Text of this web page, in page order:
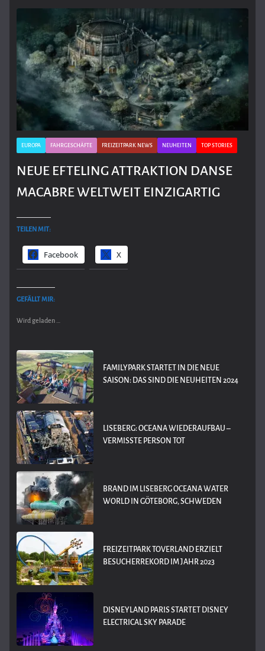
EUROPA FAHRGESCHÄFTE FREIZEITPARK NEWS NEUHEITEN TOP STORIES
NEUE EFTELING ATTRAKTION DANSE
MACABRE WELTWEIT EINZIGARTIG
TEILEN MIT:
Facebook X
GEFÄLLT MIR:
Wird geladen …
FAMILYPARK STARTET IN DIE NEUE
SAISON: DAS SIND DIE NEUHEITEN 2024
LISEBERG: OCEANA WIEDERAUFBAU –
VERMISSTE PERSON TOT
BRAND IM LISEBERG OCEANA WATER
WORLD IN GÖTEBORG, SCHWEDEN
FREIZEITPARK TOVERLAND ERZIELT
BESUCHERREKORD IM JAHR 2023
DISNEYLAND PARIS STARTET DISNEY
ELECTRICAL SKY PARADE